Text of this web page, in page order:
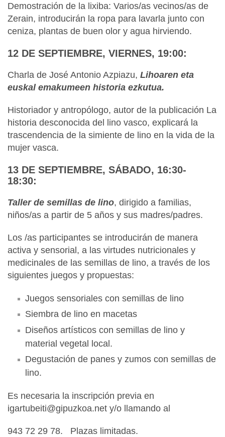
Demostración de la lixiba: Varios/as vecinos/as de
Zerain, introducirán la ropa para lavarla junto con
ceniza, plantas de buen olor y agua hirviendo.
12 DE SEPTIEMBRE, VIERNES, 19:00:
Charla de José Antonio Azpiazu, Lihoaren eta
euskal emakumeen historia ezkutua.
Historiador y antropólogo, autor de la publicación La
historia desconocida del lino vasco, explicará la
trascendencia de la simiente de lino en la vida de la
mujer vasca.
13 DE SEPTIEMBRE, SÁBADO, 16:30-
18:30:
Taller de semillas de lino, dirigido a familias,
niños/as a partir de 5 años y sus madres/padres.
Los /as participantes se introducirán de manera
activa y sensorial, a las virtudes nutricionales y
medicinales de las semillas de lino, a través de los
siguientes juegos y propuestas:
Juegos sensoriales con semillas de lino
Siembra de lino en macetas
Diseños artísticos con semillas de lino y
material vegetal local.
Degustación de panes y zumos con semillas de
lino.
Es necesaria la inscripción previa en
igartubeiti@gipuzkoa.net y/o llamando al
943 72 29 78. Plazas limitadas.